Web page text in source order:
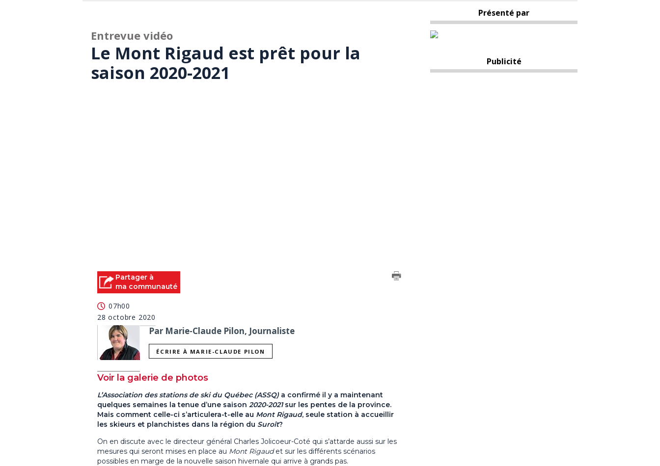
Entrevue vidéo
Le Mont Rigaud est prêt pour la
saison 2020-2021
Partager à
ma communauté
07h00
28 octobre 2020
Par Marie-Claude Pilon, Journaliste
ÉCRIRE À MARIE-CLAUDE PILON
Voir la galerie de photos
L’Association des stations de ski du Québec (ASSQ) a confirmé il y a maintenant
quelques semaines la tenue d’une saison 2020-2021sur les pentes de la province.
Mais comment celle-ci s’articulera-t-elle au Mont Rigaud, seule station à accueillir
les skieurs et planchistes dans la région du Suroît?
On en discute avec le directeur général Charles Jolicoeur-Coté qui s’attarde aussi sur les
mesures qui seront mises en place au Mont Rigaudet sur les différents scénarios
possibles en marge de la nouvelle saison hivernale qui arrive à grands pas.
Présenté par
Publicité